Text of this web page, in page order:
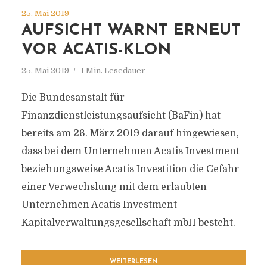
25. Mai 2019
AUFSICHT WARNT ERNEUT
VOR ACATIS-KLON
25. Mai 2019 1 Min. Lesedauer
Die Bundesanstalt für
Finanzdienstleistungsaufsicht (BaFin) hat
bereits am 26. März 2019 darauf hingewiesen,
dass bei dem Unternehmen Acatis Investment
beziehungsweise Acatis Investition die Gefahr
einer Verwechslung mit dem erlaubten
Unternehmen Acatis Investment
Kapitalverwaltungsgesellschaft mbH besteht.
WEITERLESEN